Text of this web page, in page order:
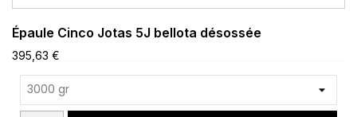
Épaule Cinco Jotas 5J bellota désossée
395,63 €